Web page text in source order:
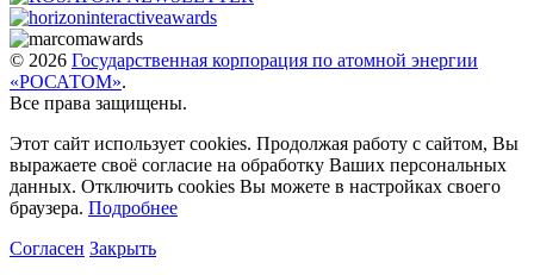
© 2026 Государственная корпорация по атомной энергии
«РОСАТОМ».
Все права защищены.
Этот сайт использует cookies. Продолжая работу с сайтом, Вы
выражаете своё согласие на обработку Ваших персональных
данных. Отключить cookies Вы можете в настройках своего
браузера. Подробнее
Согласен Закрыть